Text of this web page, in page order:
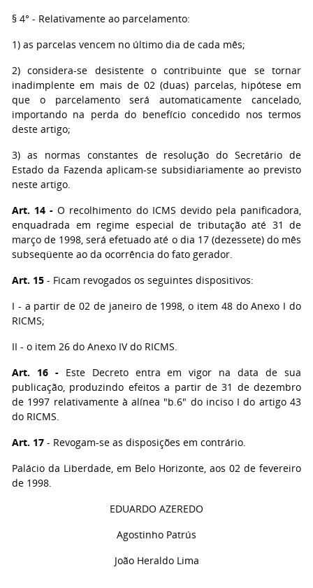
§ 4° - Relativamente ao parcelamento:
1) as parcelas vencem no último dia de cada mês;
2) considera-se desistente o contribuinte que se tornar
inadimplente em mais de 02 (duas) parcelas, hipótese em
que o parcelamento será automaticamente cancelado,
importando na perda do benefício concedido nos termos
deste artigo;
3) as normas constantes de resolução do Secretário de
Estado da Fazenda aplicam-se subsidiariamente ao previsto
neste artigo.
Art. 14 - O recolhimento do ICMS devido pela panificadora,
enquadrada em regime especial de tributação até 31 de
março de 1998, será efetuado até o dia 17 (dezessete) do mês
subseqüente ao da ocorrência do fato gerador.
Art. 15 - Ficam revogados os seguintes dispositivos:
I - a partir de 02 de janeiro de 1998, o item 48 do Anexo I do
RICMS;
II - o item 26 do Anexo IV do RICMS.
Art. 16 -Este Decreto entra em vigor na data de sua
publicação, produzindo efeitos a partir de 31 de dezembro
de 1997 relativamente à alínea "b.6" do inciso I do artigo 43
do RICMS.
Art. 17 - Revogam-se as disposições em contrário.
Palácio da Liberdade, em Belo Horizonte, aos 02 de fevereiro
de 1998.
EDUARDO AZEREDO
Agostinho Patrús
João Heraldo Lima